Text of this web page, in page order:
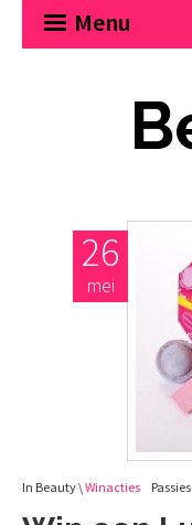
Menu
26
mei
In Beauty \Winacties